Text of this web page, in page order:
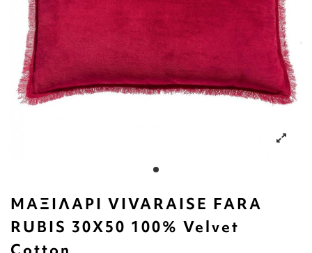
ΜΑΞΙΛΑΡΙ VIVARAISE FARA
RUBIS 30X50 100% Velvet